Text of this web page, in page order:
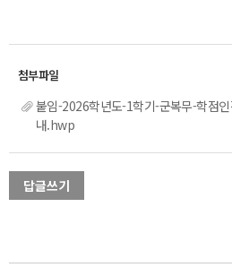
붙임-2026학년도-1학기-군복무-학점
내.hwp
답글쓰기